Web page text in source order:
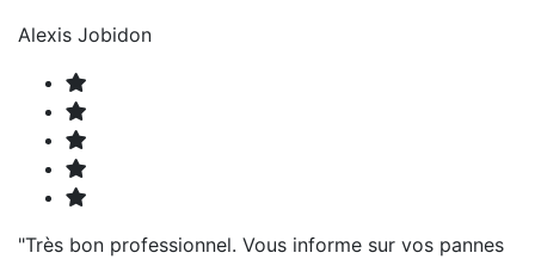
Alexis Jobidon
"Très bon professionnel. Vous informe sur vos pannes